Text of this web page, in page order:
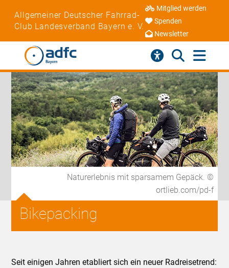
Allgemeiner Deutscher Fahrrad-
Club Landesverband Bayern e. V.
Mitglied werden
Spenden
Newsletter
Naturerlebnis mit sparsamem Gepäck. ©
ortlieb.com/pd-f
Bikepacking
Seit einigen Jahren etabliert sich ein neuer Radreisetrend: